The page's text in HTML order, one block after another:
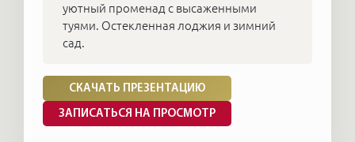
уютный променад с высаженными
туями. Остекленная лоджия и зимний
сад.
СКАЧАТЬ ПРЕЗЕНТАЦИЮ
ЗАПИСАТЬСЯ НА ПРОСМОТР